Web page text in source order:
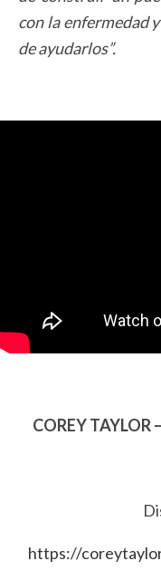
con la enfermedad
de ayudarlos”.
COREY TAYLOR
https://